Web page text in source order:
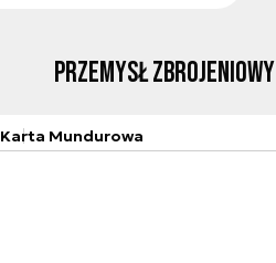
Przemysł Zbrojeniowy
Karta Mundurowa